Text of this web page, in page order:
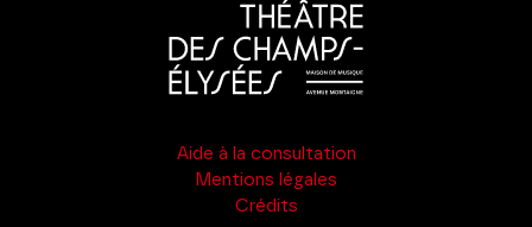
Aide à la consultation
Mentions légales
Crédits